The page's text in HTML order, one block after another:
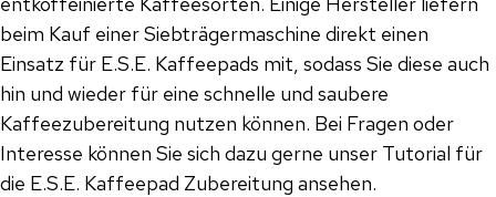
beim Kauf einer Siebträgermaschine direkt einen
Einsatz für E.S.E. Kaffeepads mit, sodass Sie diese auch
hin und wieder für eine schnelle und saubere
Kaffeezubereitung nutzen können. Bei Fragen oder
Interesse können Sie sich dazu gerne unser Tutorial für
die E.S.E. Kaffeepad Zubereitung ansehen.